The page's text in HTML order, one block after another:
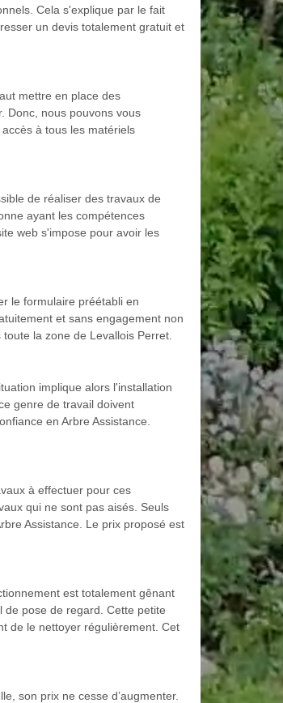
Cela s'explique par le fait
un devis totalement gratuit et
mettre en place des
Donc, nous pouvons vous
à tous les matériels
de réaliser des travaux de
ayant les compétences
web s'impose pour avoir les
le formulaire préétabli en
et sans engagement non
la zone de Levallois Perret.
implique alors l'installation
genre de travail doivent
en Arbre Assistance.
à effectuer pour ces
qui ne sont pas aisés. Seuls
Assistance. Le prix proposé est
est totalement gênant
de pose de regard. Cette petite
de le nettoyer régulièrement. Cet
son prix ne cesse d’augmenter.